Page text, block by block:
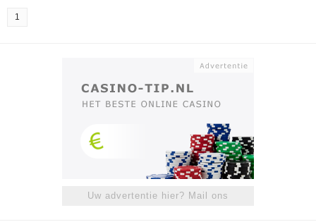
1
Uw advertentie hier? Mail ons